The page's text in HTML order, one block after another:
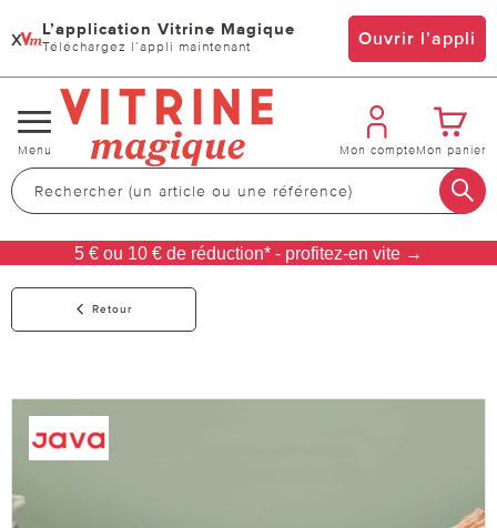
x L’application Vitrine Magique
Téléchargez l’appli maintenant Ouvrir l’appli
Changer
de
navigation
Menu Mon compteMon panier
5 € ou 10 € de réduction* - profitez-en vite →
Retour